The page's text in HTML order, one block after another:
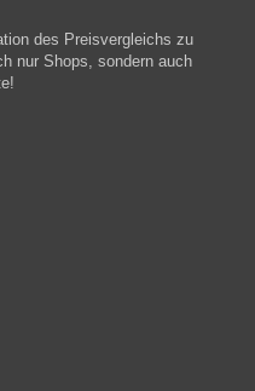
des Preisvergleichs zu
nur Shops, sondern auch